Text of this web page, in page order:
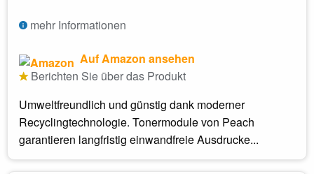
mehr Informationen
Auf Amazon ansehen
Berichten Sie über das Produkt
Umweltfreundlich und günstig dank moderner
Recyclingtechnologie. Tonermodule von Peach
garantieren langfristig einwandfreie Ausdrucke...